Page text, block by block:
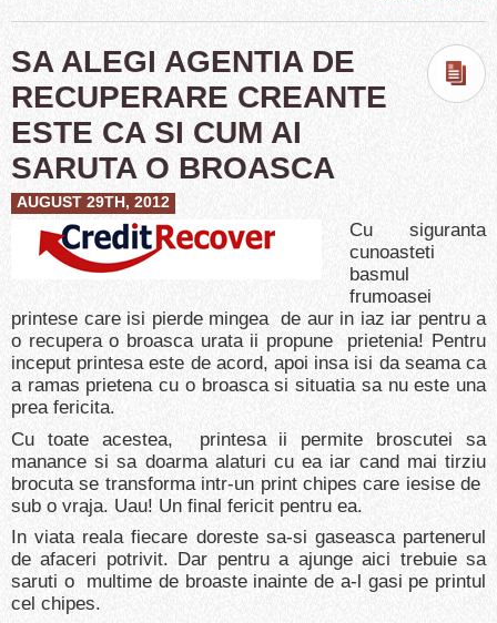
SA ALEGI AGENTIA DE
RECUPERARE CREANTE
ESTE CA SI CUM AI
SARUTA O BROASCA
AUGUST 29TH, 2012
Cu siguranta
cunoasteti
basmul
frumoasei
printese care isi pierde mingea de aur in iaz iar pentru a
o recupera o broasca urata ii propune prietenia! Pentru
inceput printesa este de acord, apoi insa isi da seama ca
a ramas prietena cu o broasca si situatia sa nu este una
prea fericita.
Cu toate acestea, printesa ii permite broscutei sa
manance si sa doarma alaturi cu ea iar cand mai tirziu
brocuta se transforma intr-un print chipes care iesise de
sub o vraja. Uau! Un final fericit pentru ea.
In viata reala fiecare doreste sa-si gaseasca partenerul
de afaceri potrivit. Dar pentru a ajunge aici trebuie sa
saruti o multime de broaste inainte de a-l gasi pe printul
cel chipes.